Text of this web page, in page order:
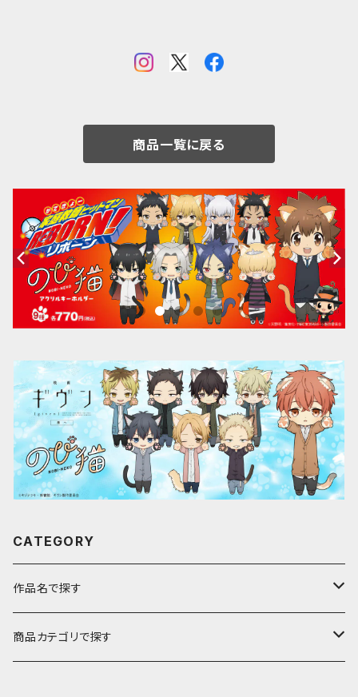
商品一覧に戻る
CATEGORY
作品名で探す
ア行
商品カテゴリで探す